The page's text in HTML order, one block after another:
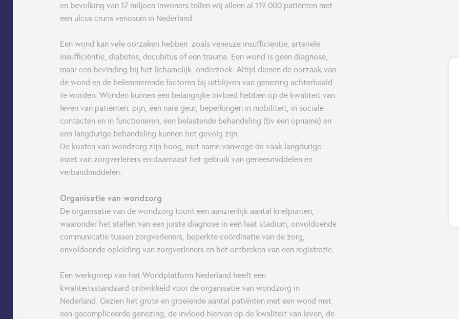
en bevolking van 17 miljoen inwoners tellen wij alleen al 119.000 patiënten met
een ulcus cruris venosum in Nederland.
Een wond kan vele oorzaken hebben zoals veneuze insufficiëntie, arteriële
insufficiëntie, diabetes, decubitus of een trauma. Een wond is geen diagnose,
maar een bevinding bij het lichamelijk onderzoek. Altijd dienen de oorzaak van
de wond en de belemmerende factoren bij uitblijven van genezing achterhaald
te worden. Wonden kunnen een belangrijke invloed hebben op de kwaliteit van
leven van patiënten: pijn, een nare geur, beperkingen in mobiliteit, in sociale
contacten en in functioneren, een belastende behandeling (bv een opname) en
een langdurige behandeling kunnen het gevolg zijn.
De kosten van wondzorg zijn hoog, met name vanwege de vaak langdurige
inzet van zorgverleners en daarnaast het gebruik van geneesmiddelen en
verbandmiddelen.
Organisatie van wondzorg
De organisatie van de wondzorg toont een aanzienlijk aantal knelpunten,
waaronder het stellen van een juiste diagnose in een laat stadium, onvoldoende
communicatie tussen zorgverleners, beperkte coördinatie van de zorg,
onvoldoende opleiding van zorgverleners en het ontbreken van een registratie.
Een werkgroep van het Wondplatform Nederland heeft een
kwaliteitsstandaard ontwikkeld voor de organisatie van wondzorg in
Nederland. Gezien het grote en groeiende aantal patiënten met een wond met
een gecompliceerde genezing, de invloed hiervan op de kwaliteit van leven, de